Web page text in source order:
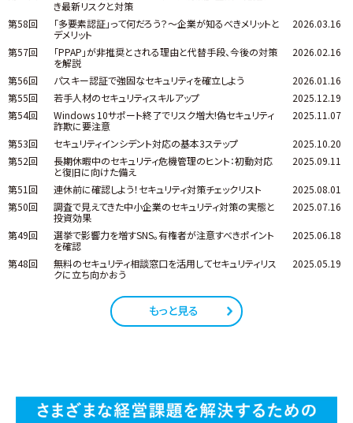
き最新リスクと対策
第58回
「多要素認証」って何だろう？～企業が知るべきメリットと
デメリット
2026.03.16
第57回
「PPAP」が非推奨とされる理由と代替手段、今後の対策
を解説
2026.02.16
第56回 パスキー認証で強固なセキュリティを確立しよう
2026.01.16
第55回
若手人材のセキュリティスキルアップ
2025.12.19
第54回
Windows 10サポート終了でリスク増大!偽セキュリティ
詐欺に要注意
2025.11.07
第53回 セキュリティインシデント対応の基本3ステップ
2025.10.20
第52回
長期休暇中のセキュリティ危機管理のヒント：初動対応
と復旧に向けた備え
2025.09.11
第51回 連休前に確認しよう！セキュリティ対策チェックリスト
2025.08.01
第50回
調査で見えてきた中小企業のセキュリティ対策の実態と
投資効果
2025.07.16
第49回
選挙で影響力を増すSNS。有権者が注意すべきポイント
を確認
2025.06.18
第48回
無料のセキュリティ相談窓口を活用してセキュリティリス
クに立ち向かおう
2025.05.19
もっと見る